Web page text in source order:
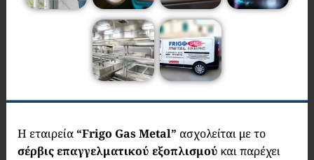
Η εταιρεία“Frigo Gas Metal” ασχολείται με το
σέρβις επαγγελματικού εξοπλισμού και παρέχει